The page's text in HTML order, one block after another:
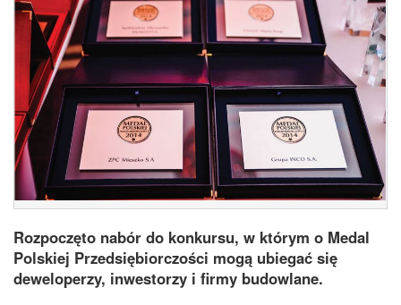
Rozpoczęto nabór do konkursu, w którym o Medal
Polskiej Przedsiębiorczości mogą ubiegać się
deweloperzy, inwestorzy i firmy budowlane.